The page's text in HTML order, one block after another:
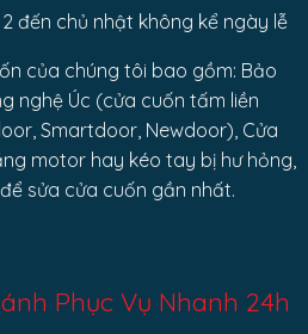
đến chủ nhật không kể ngày lễ
của chúng tôi bao gồm: Bảo
nghệ Úc (cửa cuốn tấm liền
Smartdoor, Newdoor), Cửa
motor hay kéo tay bị hư hỏng,
sửa cửa cuốn gần nhất.
Phục Vụ Nhanh 24h